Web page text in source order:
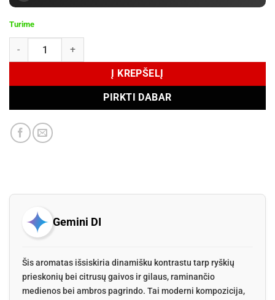
Turime
produkto kiekis: Les Eaux Primordiales Particules Imprevisibles
Į KREPŠELĮ
PIRKTI DABAR
Gemini DI
Šis aromatas išsiskiria dinamišku kontrastu tarp ryškių
prieskonių bei citrusų gaivos ir gilaus, raminančio
medienos bei ambros pagrindo. Tai moderni kompozicija,